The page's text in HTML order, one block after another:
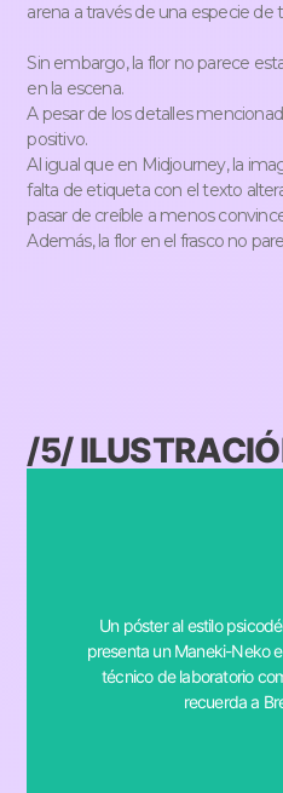
arena a través de una especie de
Sin embargo, la flor no parece
en la escena.
A pesar de los detalles
positivo.
Al igual que en Midjourney, la
falta de etiqueta con el texto
pasar de creíble a menos
Además, la flor en el frasco no
/5/
Un póster al estilo
presenta un Maneki-Neko
técnico de laboratorio
recuerda a
prompt: A 1960s
Maneki-Neko as a